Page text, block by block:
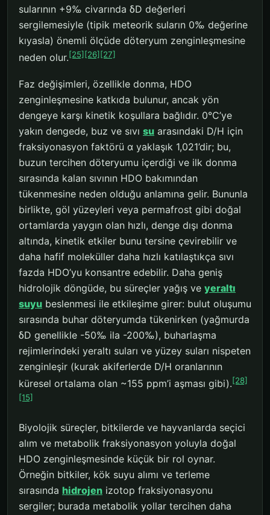
sularının +9‰ civarında δD değerleri
sergilemesiyle (tipik meteorik suların 0‰ değerine
kıyasla) önemli ölçüde döteryum zenginleşmesine
neden olur.[25] [26] [27]
Faz değişimleri, özellikle donma, HDO
zenginleşmesine katkıda bulunur, ancak yön
dengeye karşı kinetik koşullara bağlıdır. 0°C’ye
yakın dengede, buz ve sıvı su arasındaki D/H için
fraksiyonasyon faktörü α yaklaşık 1,021’dir; bu,
buzun tercihen döteryumu içerdiği ve ilk donma
sırasında kalan sıvının HDO bakımından
tükenmesine neden olduğu anlamına gelir. Bununla
birlikte, göl yüzeyleri veya permafrost gibi doğal
ortamlarda yaygın olan hızlı, denge dışı donma
altında, kinetik etkiler bunu tersine çevirebilir ve
daha hafif moleküller daha hızlı katılaştıkça sıvı
fazda HDO’yu konsantre edebilir. Daha geniş
hidrolojik döngüde, bu süreçler yağış ve yeraltı
suyu beslenmesi ile etkileşime girer: bulut oluşumu
sırasında buhar döteryumda tükenirken (yağmurda
δD genellikle -50‰ ila -200‰), buharlaşma
rejimlerindeki yeraltı suları ve yüzey suları nispeten
zenginleşir (kurak akiferlerde D/H oranlarının
küresel ortalama olan ~155 ppm’i aşması gibi).[28]
[15]
Biyolojik süreçler, bitkilerde ve hayvanlarda seçici
alım ve metabolik fraksiyonasyon yoluyla doğal
HDO zenginleşmesinde küçük bir rol oynar.
Örneğin bitkiler, kök suyu alımı ve terleme
sırasında hidrojen izotop fraksiyonasyonu
sergiler; burada metabolik yollar tercihen daha